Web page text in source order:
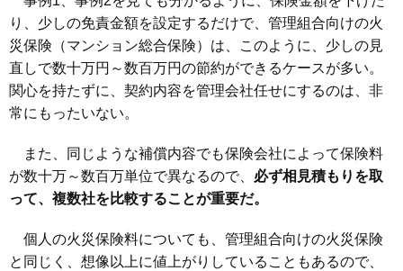
り、少しの免責金額を設定するだけで、管理組合向けの火
災保険（マンション総合保険）は、このように、少しの見
直しで数十万円～数百万円の節約ができるケースが多い。
関心を持たずに、契約内容を管理会社任せにするのは、非
常にもったいない。
また、同じような補償内容でも保険会社によって保険料
が数十万～数百万単位で異なるので、 必ず相見積もりを取
って、複数社を比較することが重要だ。
個人の火災保険料についても、管理組合向けの火災保険
と同じく、想像以上に値上がりしていることもあるので、